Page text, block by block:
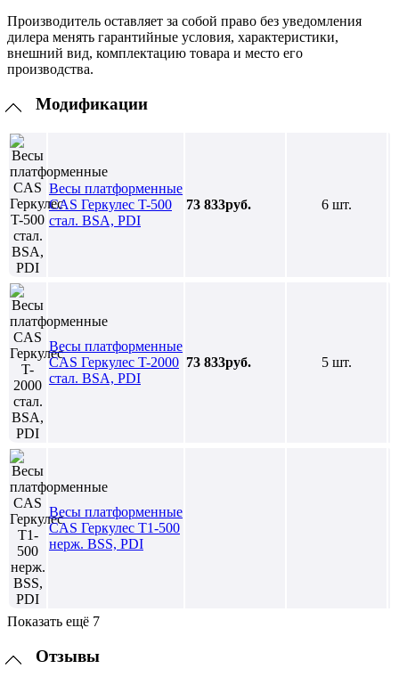
Производитель оставляет за собой право без уведомления
дилера менять гарантийные условия, характеристики,
внешний вид, комплектацию товара и место его
производства.
Модификации
Весы платформенные
CAS Геркулес T-500
стал. BSA, PDI
73 833руб. 6 шт.
Весы платформенные
CAS Геркулес T-2000
стал. BSA, PDI
73 833руб. 5 шт.
Весы платформенные
CAS Геркулес T1-500
нерж. BSS, PDI
Показать ещё 7
Отзывы